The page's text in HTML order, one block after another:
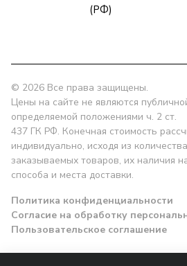
(РФ)
© 2026 Все права защищены.
Цены на сайте не являются
определяемой положениями ч. 2 ст.
437 ГК РФ. Конечная стоимость
индивидуально, исходя из количества
заказываемых товаров, их наличия
способа и места доставки.
Политика конфиденциальности
Согласие на обработку
Пользовательское соглашение